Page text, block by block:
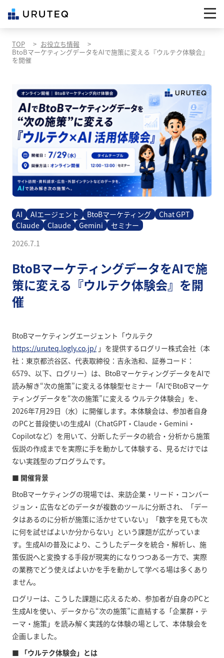
TOP
お役立ち情報
BtoBマーケティングデータをAIで施策に変える『ウルテク体験会』
を開催
AI AIエージェント BtoBマーケティング
Chat GPT
Claude
Claude Gemini
セミナー
2026.7.1
BtoBマーケティングデータをAIで施
策に変える『ウルテク体験会』を開
催
BtoBマーケティングエージェント「ウルテク
https://uruteq.logly.co.jp/」を提供するログリー株式会社（本
社：東京都渋谷区、代表取締役：吉永浩和、証券コード：
6579、以下、ログリー）は、BtoBマーケティングデータをAIで
読み解き“次の施策”に変える体験型セミナー「AIでBtoBマーケ
ティングデータを“次の施策”に変える ウルテク体験会」を、
2026年7月29日（水）に開催します。本体験会は、参加者自身
のPCと普段使いの生成AI（ChatGPT・Claude・Gemini・
Copilotなど）を用いて、分断したデータの統合・分析から施策
仮説の作成までを実際に手を動かして体験する、見るだけでは
ない実践型のプログラムです。
■ 開催背景
BtoBマーケティングの現場では、来訪企業・リード・コンバー
ジョン・広告などのデータが複数のツールに分断され、「デー
タはあるのに分析が施策に活かせていない」「数字を見ても次
に何を試せばよいか分からない」という課題が広がっていま
す。生成AIの普及により、こうしたデータを統合・解析し、施
策仮説へと変換する手段が現実的になりつつある一方で、実際
の業務でどう使えばよいかを手を動かして学べる場は多くあり
ません。
ログリーは、こうした課題に応えるため、参加者が自身のPCと
生成AIを使い、データから“次の施策”に直結する「企業群・テ
ーマ・施策」を読み解く実践的な体験の場として、本体験会を
企画しました。
■ 「ウルテク体験会」とは